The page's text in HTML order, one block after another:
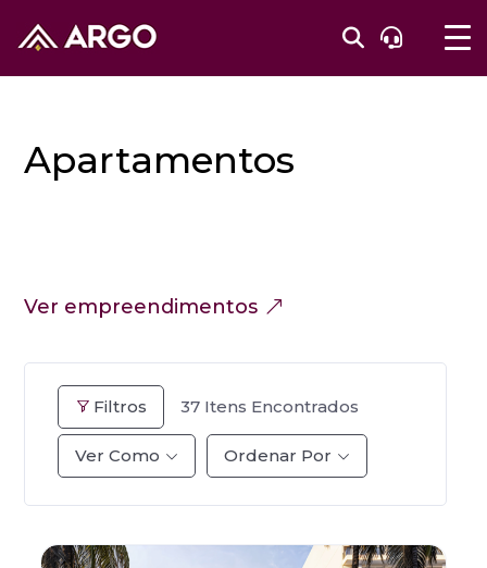
Apartamentos
Ver empreendimentos
Filtros 37 Itens Encontrados
Ver Como Ordenar Por